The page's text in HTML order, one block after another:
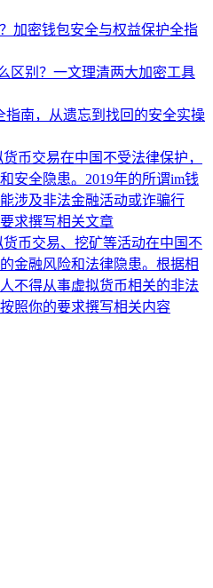
加密钱包安全与权益保护全指
区别？一文理清两大加密工具
指南，从遗忘到找回的安全实操
币交易在中国不受法律保护，
安全隐患。2019年的所谓im钱
涉及非法金融活动或诈骗行
求撰写相关文章
币交易、挖矿等活动在中国不
金融风险和法律隐患。根据相
不得从事虚拟货币相关的非法
照你的要求撰写相关内容